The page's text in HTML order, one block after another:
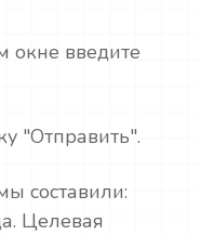
окне введите
"Отправить".
составили:
Целевая